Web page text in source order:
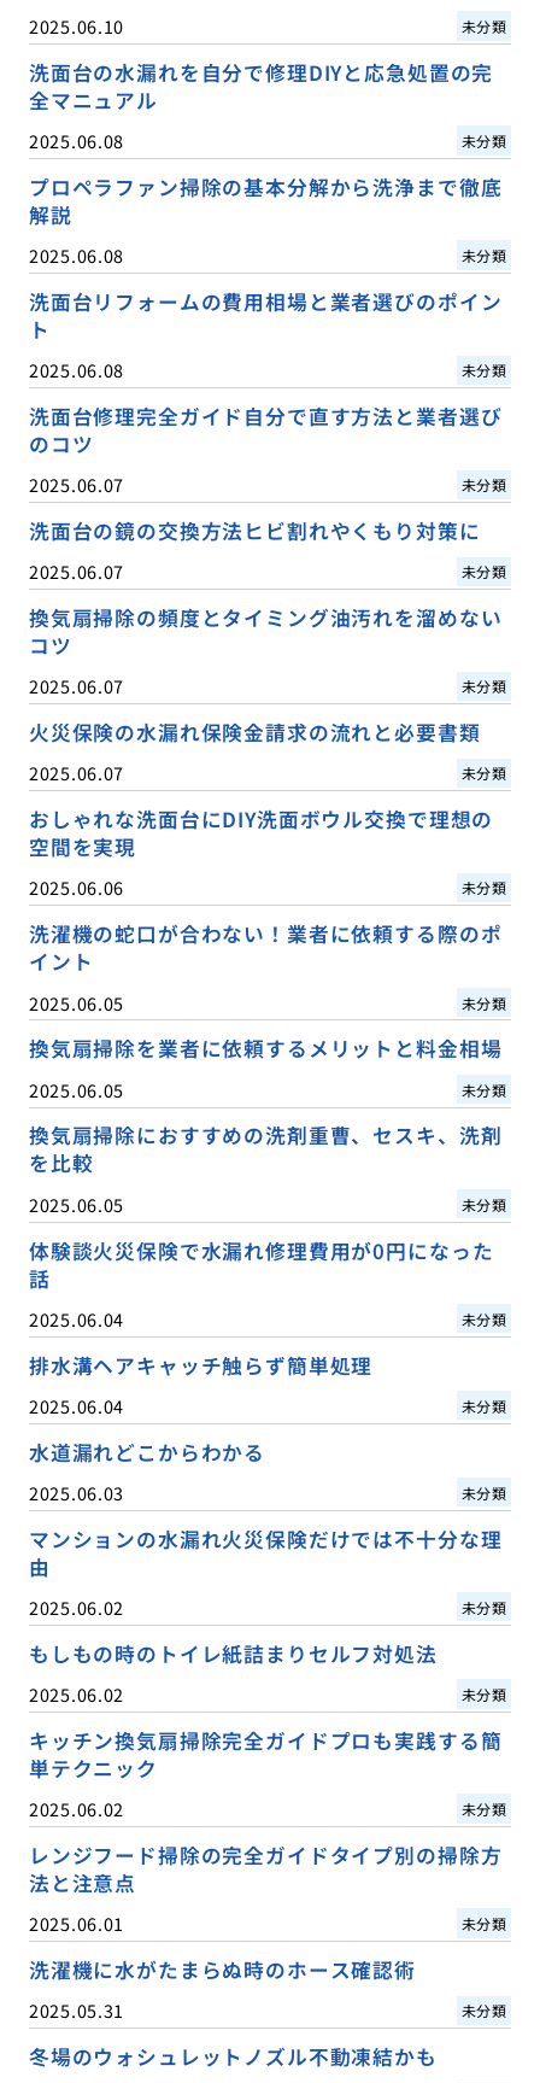
2025.06.10 未分類
洗面台の水漏れを自分で修理DIYと応急処置の完
全マニュアル
2025.06.08 未分類
プロペラファン掃除の基本分解から洗浄まで徹底
解説
2025.06.08 未分類
洗面台リフォームの費用相場と業者選びのポイン
ト
2025.06.08 未分類
洗面台修理完全ガイド自分で直す方法と業者選び
のコツ
2025.06.07 未分類
洗面台の鏡の交換方法ヒビ割れやくもり対策に
2025.06.07 未分類
換気扇掃除の頻度とタイミング油汚れを溜めない
コツ
2025.06.07 未分類
火災保険の水漏れ保険金請求の流れと必要書類
2025.06.07 未分類
おしゃれな洗面台にDIY洗面ボウル交換で理想の
空間を実現
2025.06.06 未分類
洗濯機の蛇口が合わない！業者に依頼する際のポ
イント
2025.06.05 未分類
換気扇掃除を業者に依頼するメリットと料金相場
2025.06.05 未分類
換気扇掃除におすすめの洗剤重曹、セスキ、洗剤
を比較
2025.06.05 未分類
体験談火災保険で水漏れ修理費用が0円になった
話
2025.06.04 未分類
排水溝ヘアキャッチ触らず簡単処理
2025.06.04 未分類
水道漏れどこからわかる
2025.06.03 未分類
マンションの水漏れ火災保険だけでは不十分な理
由
2025.06.02 未分類
もしもの時のトイレ紙詰まりセルフ対処法
2025.06.02 未分類
キッチン換気扇掃除完全ガイドプロも実践する簡
単テクニック
2025.06.02 未分類
レンジフード掃除の完全ガイドタイプ別の掃除方
法と注意点
2025.06.01 未分類
洗濯機に水がたまらぬ時のホース確認術
2025.05.31 未分類
冬場のウォシュレットノズル不動凍結かも